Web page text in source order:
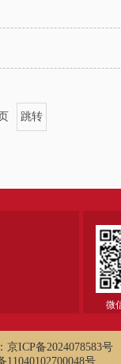
微
京ICP备2024078583号
11040102700048号